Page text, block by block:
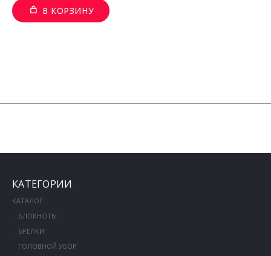
В КОРЗИНУ
КАТЕГОРИИ
КАТАЛОГ
БЛОКНОТЫ
БРЕЛКИ
ГОЛОВНОЙ УБОР